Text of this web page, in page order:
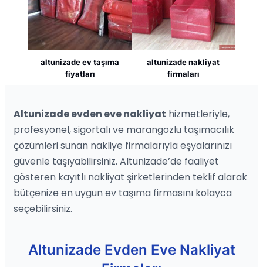
altunizade ev taşıma
fiyatları
altunizade nakliyat
firmaları
Altunizade evden eve nakliyat hizmetleriyle,
profesyonel, sigortalı ve marangozlu taşımacılık
çözümleri sunan nakliye firmalarıyla eşyalarınızı
güvenle taşıyabilirsiniz. Altunizade’de faaliyet
gösteren kayıtlı nakliyat şirketlerinden teklif alarak
bütçenize en uygun ev taşıma firmasını kolayca
seçebilirsiniz.
Altunizade Evden Eve Nakliyat